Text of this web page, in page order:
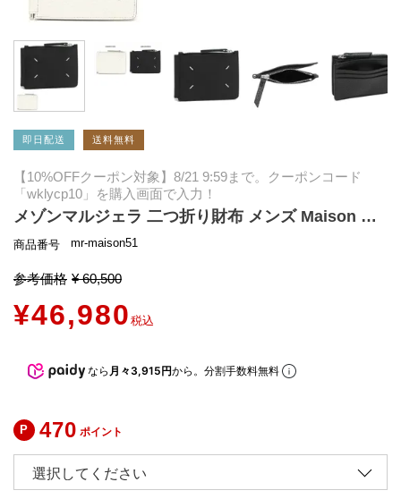
即日配送 送料無料
【10%OFFクーポン対象】8/21 9:59まで。クーポンコード
「wklycp10」を購入画面で入力！
メゾンマルジェラ 二つ折り財布 メンズ Maison Margiela SA1UI0022 P4455 WALLET SLIM 2 PINCER
商品番号 mr-maison51
参考価格 ¥ 60,500
¥46,980 税込
なら 月々3,915円から。分割手数料無料
470 ポイント